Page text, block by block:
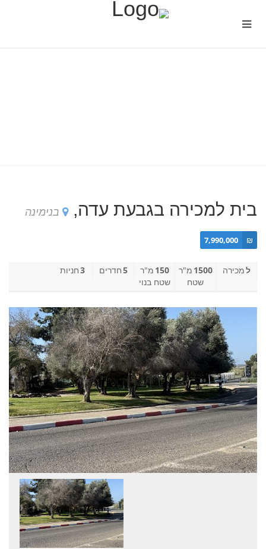
בית למכירה בגבעת עדה, בנימינה
₪
7,990,000
למכירה 1500 מ"ר
שטח
150 מ"ר
שטח בנוי
5חדרים 3חניות